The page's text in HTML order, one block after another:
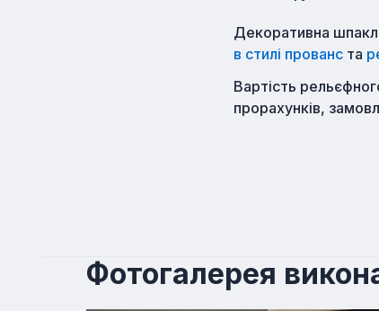
Декоративна
в стилі прованс та
Вартість
прорахунків,
Фотогалерея